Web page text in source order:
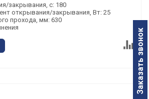
Заказать звонок
закрывания, с: 180
открывания/закрывания, Вт: 25
прохода, мм: 630